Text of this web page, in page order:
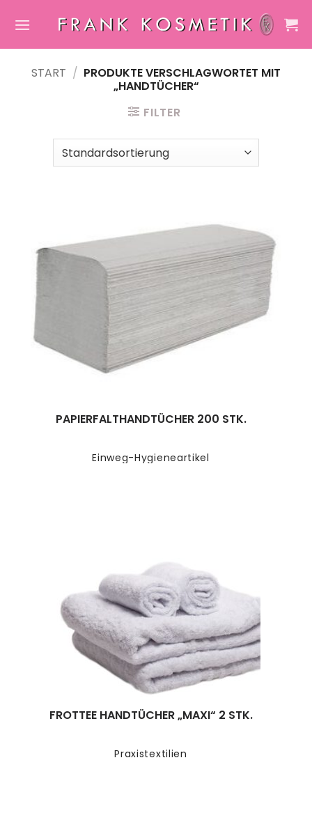
Inhalt
START / PRODUKTE VERSCHLAGWORTET MIT
„HANDTÜCHER“
FILTER
Einweg-Hygieneartikel
PAPIERFALTHANDTÜCHER 200 STK.
Praxistextilien
FROTTEE HANDTÜCHER „MAXI“ 2 STK.